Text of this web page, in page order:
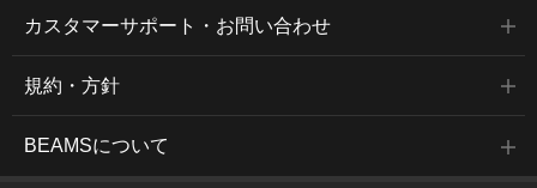
カスタマーサポート・お問い合わせ
規約・方針
BEAMSについて